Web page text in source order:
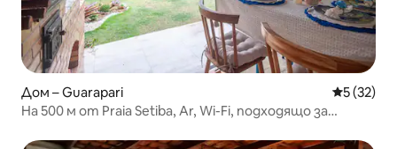
Дом – Guarapari Средна
5 (32)
На 500 м от Praia Setiba, Ar, Wi-Fi, подходящо за